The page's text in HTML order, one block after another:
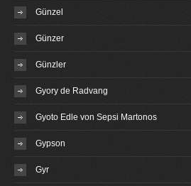
Günzel
Günzer
Günzler
Gyory de Radvang
Gyoto Edle von Sepsi Martonos
Gypson
Gyr